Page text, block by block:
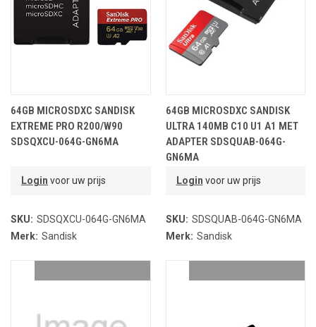
64GB MICROSDXC SANDISK
EXTREME PRO R200/W90
SDSQXCU-064G-GN6MA
Login voor uw prijs
SKU: SDSQXCU-064G-GN6MA
Merk: Sandisk
64GB MICROSDXC SANDISK
ULTRA 140MB C10 U1 A1 MET
ADAPTER SDSQUAB-064G-
GN6MA
Login voor uw prijs
SKU: SDSQUAB-064G-GN6MA
Merk: Sandisk